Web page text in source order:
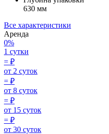
630 мм
Все характеристики
Аренда
0%
1 сутки
= ₽
от 2 суток
= ₽
от 8 суток
= ₽
от 15 суток
= ₽
от 30 суток